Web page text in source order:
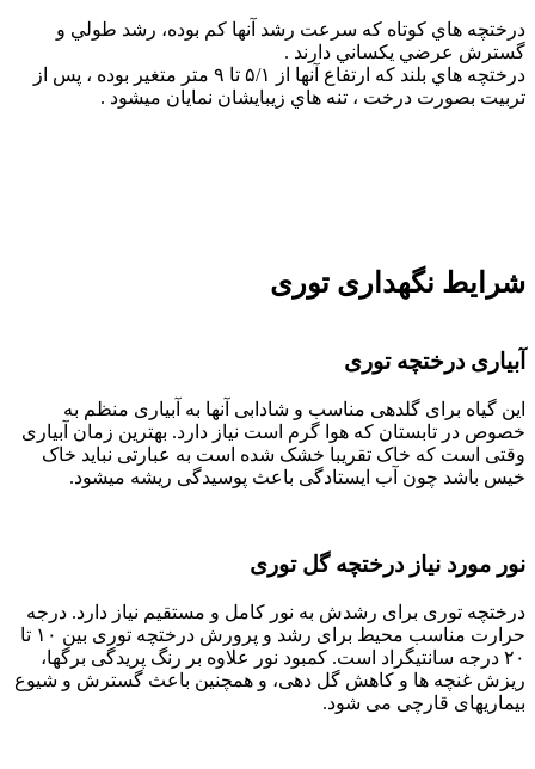
درختچه هاي كوتاه كه سرعت رشد آنها كم بوده، رشد طولي و
گسترش عرضي يكساني دارند .
درختچه هاي بلند كه ارتفاع آنها از ۵/۱ تا ۹ متر متغير بوده ، پس از
تربيت بصورت درخت ، تنه هاي زيبايشان نمايان ميشود .
شرایط نگهداری توری
آبیاری درختچه توری
این گیاه برای گلدهی مناسب و شادابی آنها به آبیاری منظم به
خصوص در تابستان که هوا گرم است نیاز دارد. بهترین زمان آبیاری
وقتی است که خاک تقریبا خشک شده است به عبارتی نباید خاک
خیس باشد چون آب ایستادگی باعث پوسیدگی ریشه میشود.
نور مورد نیاز درختچه گل توری
درختچه توری برای رشدش به نور کامل و مستقیم نیاز دارد. درجه
حرارت مناسب محیط برای رشد و پرورش درختچه توری بین ۱۰ تا
۲۰ درجه سانتیگراد است. کمبود نور علاوه بر رنگ پریدگی برگها،
ریزش غنچه ها و کاهش گل دهی، و همچنین باعث گسترش و شیوع
بیماریهای قارچی می شود.